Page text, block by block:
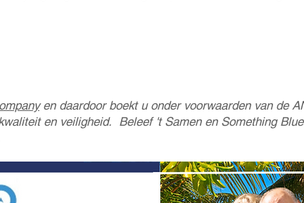
en daardoor boekt u onder voorwaarden van de
en veiligheid. Beleef 't Samen en Something